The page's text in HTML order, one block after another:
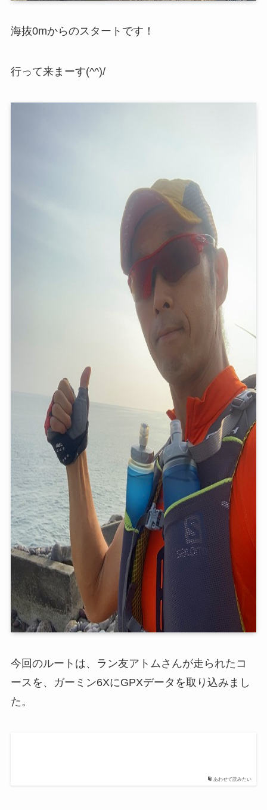
海抜0mからのスタートです！
行って来まーす(^^)/
今回のルートは、ラン友アトムさんが走られたコ
ースを、ガーミン6XにGPXデータを取り込みまし
た。
あわせて読みたい